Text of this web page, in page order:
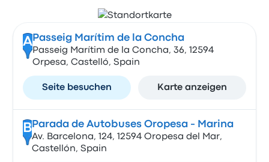
A Passeig Marítim de la Concha
Passeig Marítim de la Concha, 36, 12594
Orpesa, Castelló, Spain
Seite besuchen Karte anzeigen
B Parada de Autobuses Oropesa - Marina
Av. Barcelona, 124, 12594 Oropesa del Mar,
Castellón, Spain